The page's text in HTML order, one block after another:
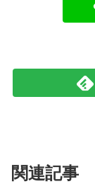
関連記事